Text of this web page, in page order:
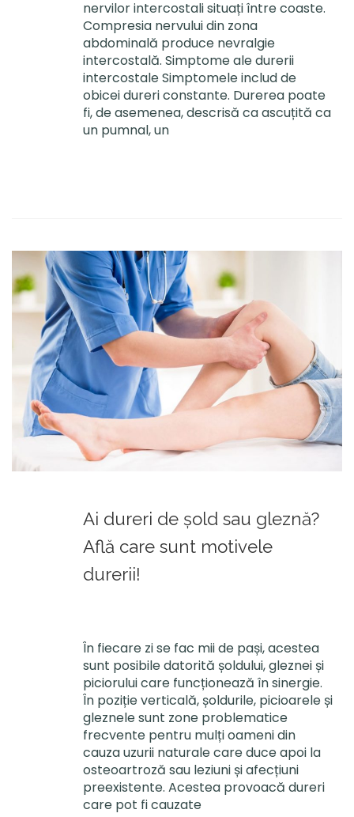
nervilor intercostali situați între coaste.
Compresia nervului din zona
abdominală produce nevralgie
intercostală. Simptome ale durerii
intercostale Simptomele includ de
obicei dureri constante. Durerea poate
fi, de asemenea, descrisă ca ascuțită ca
un pumnal, un
Ai dureri de șold sau gleznă?
Află care sunt motivele
durerii!
În fiecare zi se fac mii de pași, acestea
sunt posibile datorită șoldului, gleznei și
piciorului care funcționează în sinergie.
În poziție verticală, șoldurile, picioarele și
gleznele sunt zone problematice
frecvente pentru mulți oameni din
cauza uzurii naturale care duce apoi la
osteoartroză sau leziuni și afecțiuni
preexistente. Acestea provoacă dureri
care pot fi cauzate